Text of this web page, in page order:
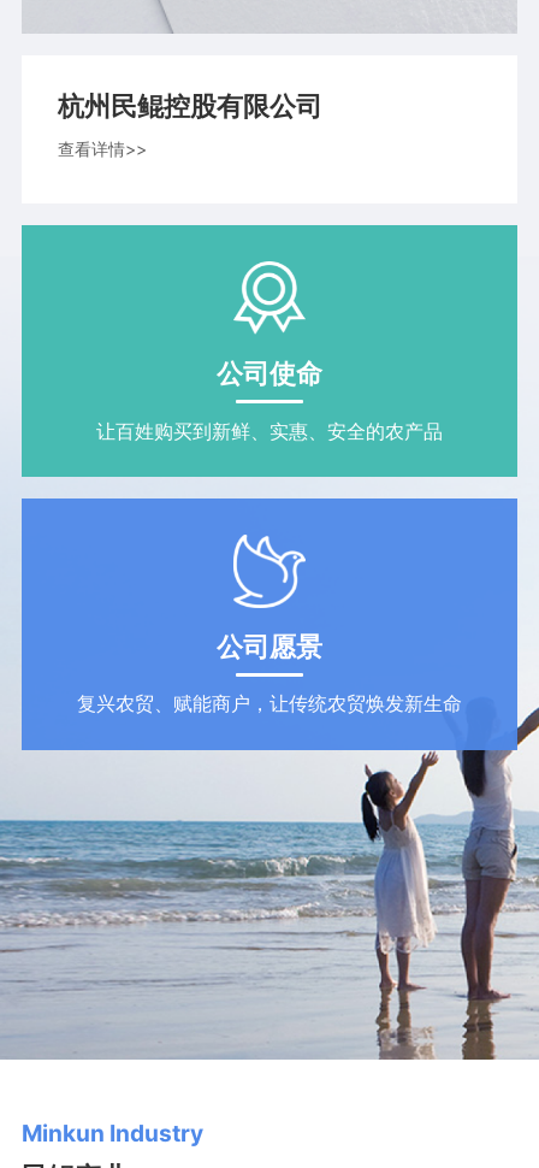
杭州民鲲控股有限公司
查看详情>>
公司使命
让百姓购买到新鲜、实惠、安全的农产品
公司愿景
复兴农贸、赋能商户，让传统农贸焕发新生命
Minkun Industry